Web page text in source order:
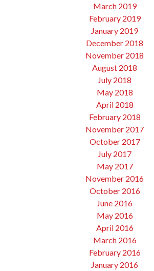
March 2019
February 2019
January 2019
December 2018
November 2018
August 2018
July 2018
May 2018
April 2018
February 2018
November 2017
October 2017
July 2017
May 2017
November 2016
October 2016
June 2016
May 2016
April 2016
March 2016
February 2016
January 2016